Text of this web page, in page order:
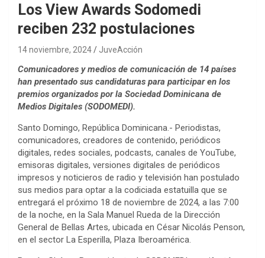
Los View Awards Sodomedi
reciben 232 postulaciones
14 noviembre, 2024 JuveAcción
Comunicadores y medios de comunicación de 14 países
han presentado sus candidaturas para participar en los
premios organizados por la Sociedad Dominicana de
Medios Digitales (SODOMEDI).
Santo Domingo, República Dominicana.- Periodistas,
comunicadores, creadores de contenido, periódicos
digitales, redes sociales, podcasts, canales de YouTube,
emisoras digitales, versiones digitales de periódicos
impresos y noticieros de radio y televisión han postulado
sus medios para optar a la codiciada estatuilla que se
entregará el próximo 18 de noviembre de 2024, a las 7:00
de la noche, en la Sala Manuel Rueda de la Dirección
General de Bellas Artes, ubicada en César Nicolás Penson,
en el sector La Esperilla, Plaza Iberoamérica.